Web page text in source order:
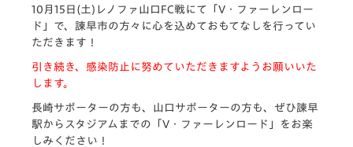
10月15日(土)レノファ山口FC戦にて「V・ファーレンロー
ド」で、諫早市の方々に心を込めておもてなしを行ってい
ただきます！
引き続き、感染防止に努めていただきますようお願いいた
します。
長崎サポーターの方も、山口サポーターの方も、ぜひ諫早
駅からスタジアムまでの「V・ファーレンロード」をお楽
しみください！